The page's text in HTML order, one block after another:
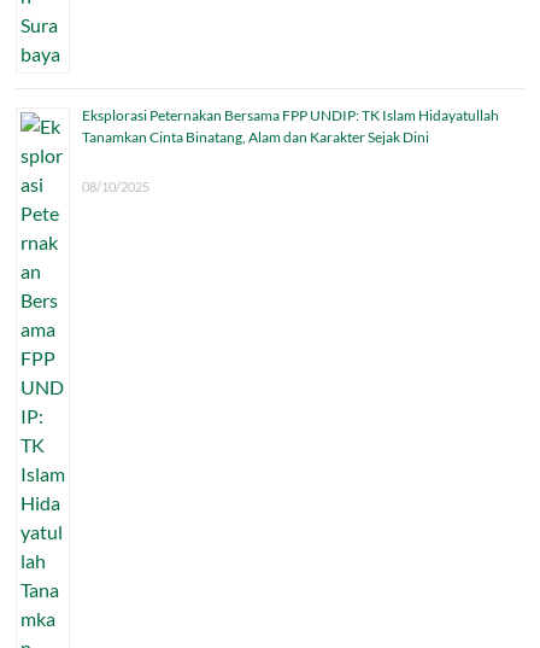
Eksplorasi Peternakan Bersama FPP UNDIP: TK Islam Hidayatullah
Tanamkan Cinta Binatang, Alam dan Karakter Sejak Dini
08/10/2025